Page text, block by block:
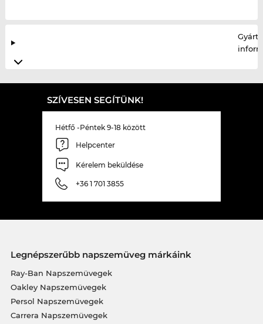
SZÍVESEN SEGÍTÜNK!
Hétfő -Péntek 9-18 között
Helpcenter
Kérelem beküldése
+36 1 701 3855
Legnépszerűbb napszemüveg márkáink
Ray-Ban Napszemüvegek
Oakley Napszemüvegek
Persol Napszemüvegek
Carrera Napszemüvegek